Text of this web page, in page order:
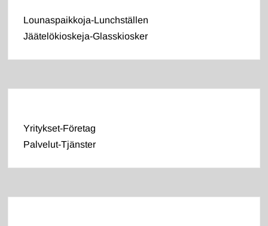
Lounaspaikkoja-Lunchställen
Jäätelökioskeja-Glasskiosker
Yritykset-Företag
Palvelut-Tjänster